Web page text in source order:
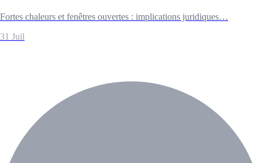
Fortes chaleurs et fenêtres ouvertes : implications juridiques…
31 Juil